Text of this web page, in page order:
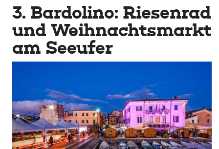
3. Bardolino: Riesenrad
und Weihnachtsmarkt
am Seeufer